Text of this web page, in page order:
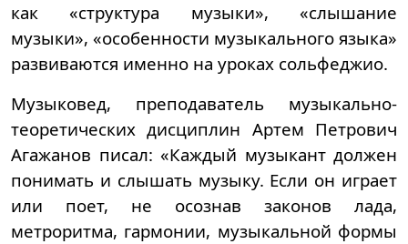
как «структура музыки», «слышание
музыки», «особенности музыкального языка»
развиваются именно на уроках сольфеджио.
Музыковед, преподаватель музыкально-
теоретических дисциплин Артем Петрович
Агажанов писал: «Каждый музыкант должен
понимать и слышать музыку. Если он играет
или поет, не осознав законов лада,
метроритма, гармонии, музыкальной формы